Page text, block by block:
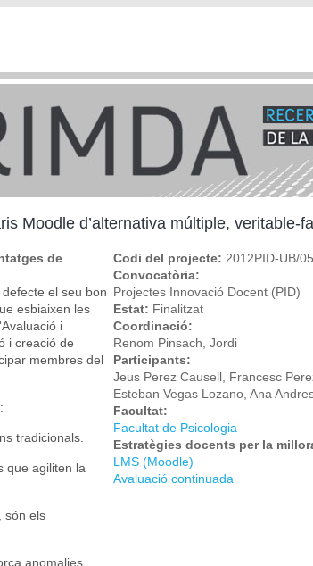
Moodle d’alternativa múltiple, veritable-
de
el seu bon
esbiaixen les
i
i creació de
membres del
tradicionals.
que agiliten la
són els
anomalies.
Codi del projecte: 2012PID-UB/
Convocatòria:
Projectes Innovació Docent (PID)
Estat: Finalitzat
Coordinació:
Renom Pinsach, Jordi
Participants:
Jeus Perez Causell, Francesc
Esteban Vegas Lozano, Ana
Facultat:
Facultat de Psicologia
Estratègies docents per la
LMS (Moodle)
Avaluació continuada